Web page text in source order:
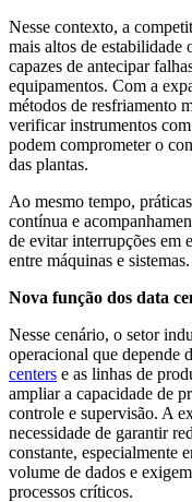
Nesse contexto, a
mais altos de estabilidade
capazes de antecipar
equipamentos. Com a
métodos de resfriamento
verificar instrumentos
podem comprometer o
das plantas.
Ao mesmo tempo,
contínua e
de evitar interrupções em
entre máquinas e sistemas.
Nova função dos data
Nesse cenário, o setor
operacional que depende
centers e as linhas de
ampliar a capacidade de
controle e supervisão. A
necessidade de garantir
constante, especialmente
volume de dados e
processos críticos.